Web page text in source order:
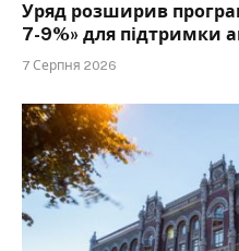
Уряд розширив
7-9%» для підтримки
7 Серпня 2026